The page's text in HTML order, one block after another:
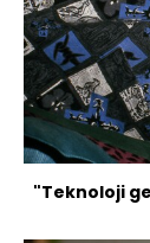
"Teknoloji